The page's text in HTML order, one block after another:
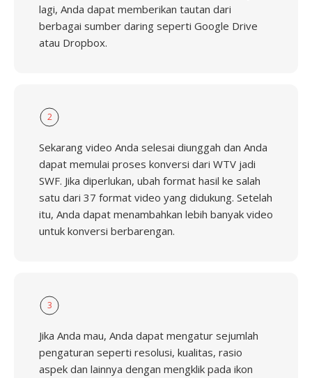
lagi, Anda dapat memberikan tautan dari
berbagai sumber daring seperti Google Drive
atau Dropbox.
2
Sekarang video Anda selesai diunggah dan Anda
dapat memulai proses konversi dari WTV jadi
SWF. Jika diperlukan, ubah format hasil ke salah
satu dari 37 format video yang didukung. Setelah
itu, Anda dapat menambahkan lebih banyak video
untuk konversi berbarengan.
3
Jika Anda mau, Anda dapat mengatur sejumlah
pengaturan seperti resolusi, kualitas, rasio
aspek dan lainnya dengan mengklik pada ikon